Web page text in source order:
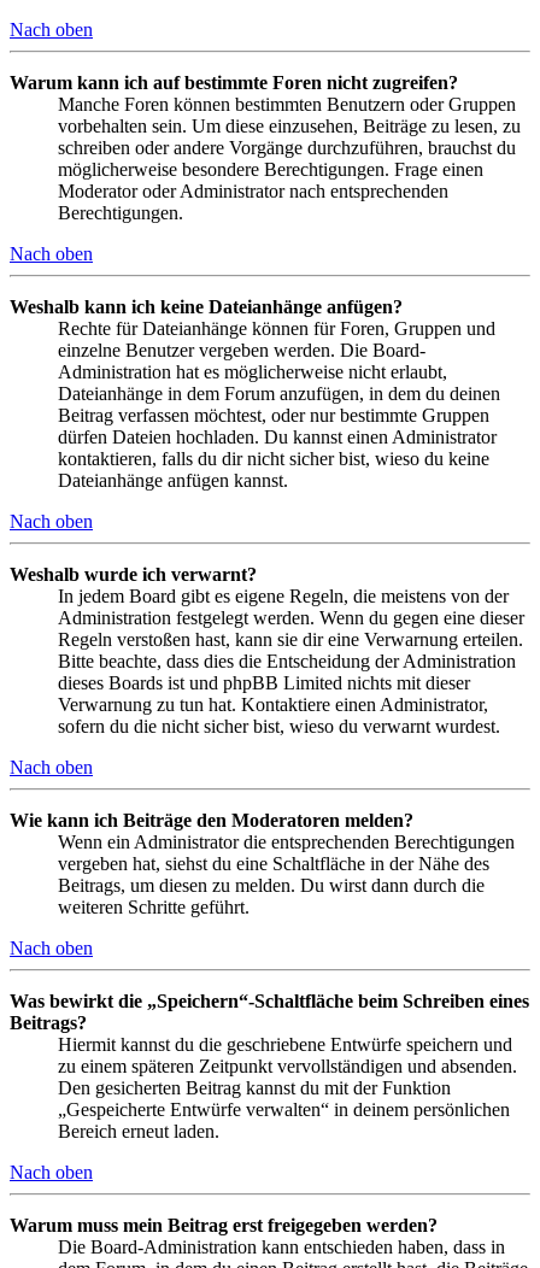
Nach oben
Warum kann ich auf bestimmte Foren nicht zugreifen?
Manche Foren können bestimmten Benutzern oder Gruppen
vorbehalten sein. Um diese einzusehen, Beiträge zu lesen, zu
schreiben oder andere Vorgänge durchzuführen, brauchst du
möglicherweise besondere Berechtigungen. Frage einen
Moderator oder Administrator nach entsprechenden
Berechtigungen.
Nach oben
Weshalb kann ich keine Dateianhänge anfügen?
Rechte für Dateianhänge können für Foren, Gruppen und
einzelne Benutzer vergeben werden. Die Board-
Administration hat es möglicherweise nicht erlaubt,
Dateianhänge in dem Forum anzufügen, in dem du deinen
Beitrag verfassen möchtest, oder nur bestimmte Gruppen
dürfen Dateien hochladen. Du kannst einen Administrator
kontaktieren, falls du dir nicht sicher bist, wieso du keine
Dateianhänge anfügen kannst.
Nach oben
Weshalb wurde ich verwarnt?
In jedem Board gibt es eigene Regeln, die meistens von der
Administration festgelegt werden. Wenn du gegen eine dieser
Regeln verstoßen hast, kann sie dir eine Verwarnung erteilen.
Bitte beachte, dass dies die Entscheidung der Administration
dieses Boards ist und phpBB Limited nichts mit dieser
Verwarnung zu tun hat. Kontaktiere einen Administrator,
sofern du die nicht sicher bist, wieso du verwarnt wurdest.
Nach oben
Wie kann ich Beiträge den Moderatoren melden?
Wenn ein Administrator die entsprechenden Berechtigungen
vergeben hat, siehst du eine Schaltfläche in der Nähe des
Beitrags, um diesen zu melden. Du wirst dann durch die
weiteren Schritte geführt.
Nach oben
Was bewirkt die „Speichern“-Schaltfläche beim Schreiben eines
Beitrags?
Hiermit kannst du die geschriebene Entwürfe speichern und
zu einem späteren Zeitpunkt vervollständigen und absenden.
Den gesicherten Beitrag kannst du mit der Funktion
„Gespeicherte Entwürfe verwalten“ in deinem persönlichen
Bereich erneut laden.
Nach oben
Warum muss mein Beitrag erst freigegeben werden?
Die Board-Administration kann entschieden haben, dass in